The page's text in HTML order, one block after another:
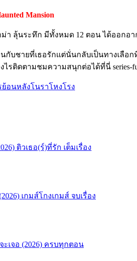
Mansion
า ลุ้นระทึก มีทั้งหมด 12 ตอน ได้ออกอ
กับชายที่เธอรักแต่นั่นกลับเป็นทางเลื
ไรติดตามชมความสนุกต่อได้ที่นี่ series-
ย้อนหลังโนราโหงโรง
ติวเธอ(ร์)ที่รัก เต็มเรื่อง
เกมส์โกงเกมส์ จบเรื่อง
ะเจอ (2026) ครบทุกตอน